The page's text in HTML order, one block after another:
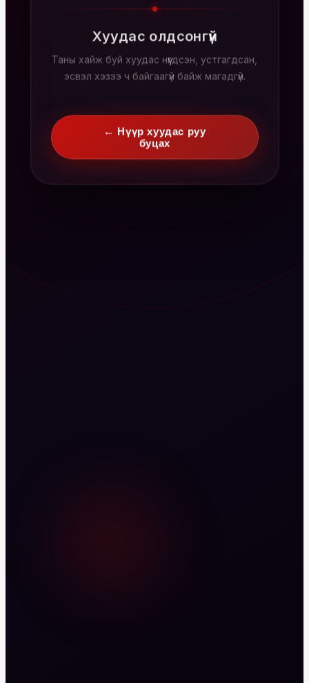
Хуудас олдсонгүй
Таны хайж буй хуудас нүүгдсэн, устгагдсан,
эсвэл хэзээ ч байгаагүй байж магадгүй.
← Нүүр хуудас руу
буцах